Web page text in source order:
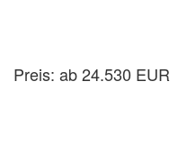
Preis: ab 24.530 EUR